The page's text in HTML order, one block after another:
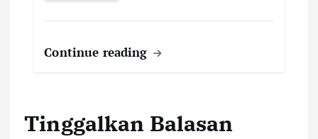
Continue reading
Tinggalkan Balasan